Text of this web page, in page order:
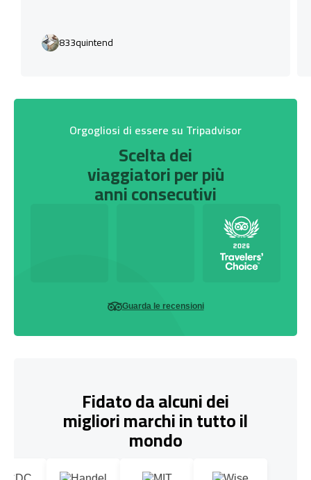
833quintend
Orgogliosi di essere su Tripadvisor
Scelta dei
viaggiatori per più
anni consecutivi
Guarda le recensioni
Fidato da alcuni dei
migliori marchi in tutto il
mondo